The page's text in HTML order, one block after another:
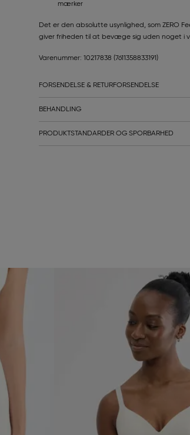
mærker
Det er den absolutte usynlighed, som ZERO
giver friheden til at bevæge sig uden noget i
Varenummer: 10217838 (7611358833191)
FORSENDELSE & RETURFORSENDELSE
BEHANDLING
PRODUKTSTANDARDER OG SPORBARHED